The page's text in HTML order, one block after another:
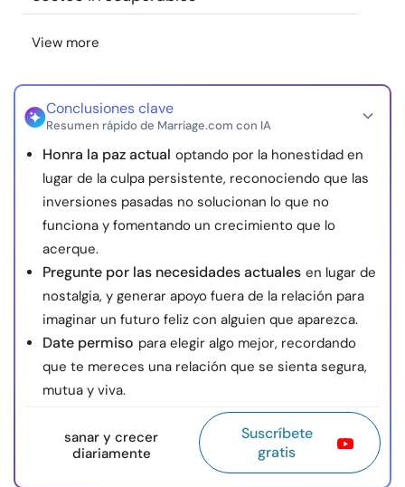
View more
Conclusiones clave
Resumen rápido de Marriage.com con IA
Honra la paz actual optando por la honestidad en
lugar de la culpa persistente, reconociendo que las
inversiones pasadas no solucionan lo que no
funciona y fomentando un crecimiento que lo
acerque.
Pregunte por las necesidades actuales en lugar de
nostalgia, y generar apoyo fuera de la relación para
imaginar un futuro feliz con alguien que aparezca.
Date permiso para elegir algo mejor, recordando
que te mereces una relación que se sienta segura,
mutua y viva.
sanar y crecer
diariamente
Suscríbete
gratis